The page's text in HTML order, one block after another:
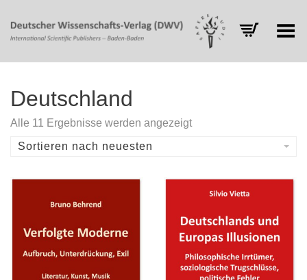
Toggle Menu
Deutschland
Alle 11 Ergebnisse werden angezeigtNach
Sortieren nach neuesten